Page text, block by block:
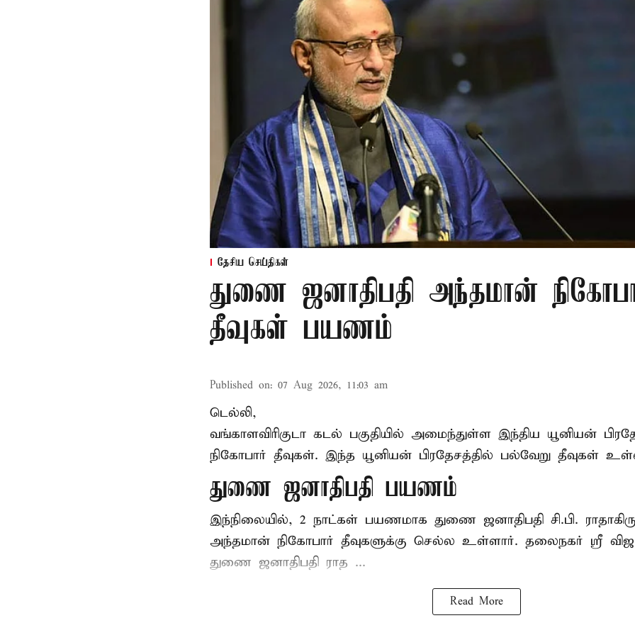
தேசிய செய்திகள்
துணை ஜனாதிபதி அந்தமான்
தீவுகள் பயணம்
Published on: 07 Aug 2026, 11:03 am
டெல்லி,
வங்காளவிரிகுடா கடல் பகுதியில் அமைந்துள்ள இந்திய யூனியன்
நிகோபார் தீவுகள். இந்த யூனியன் பிரதேசத்தில் பல்வேறு தீவுகள்
துணை ஜனாதிபதி பயணம்
இந்நிலையில், 2 நாட்கள் பயணமாக துணை ஜனாதிபதி சி.பி.
அந்தமான் நிகோபார் தீவுகளுக்கு செல்ல உள்ளார். தலைநகர் ஸ்ரீ
துணை ஜனாதிபதி ராத ...
Read More